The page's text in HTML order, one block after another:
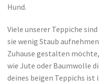
Hund.
Viele unserer Teppiche
sie wenig Staub
Zuhause gestalten
wie Jute oder Baumwolle
deines beigen Teppichs ist